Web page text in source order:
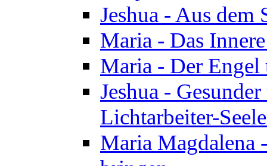
Jeshua - Aus dem
Maria - Das
Maria - Der Engel
Jeshua -
Lichtarbeiter-
Maria Magdalena